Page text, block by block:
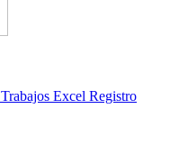
Trabajos Excel Registro